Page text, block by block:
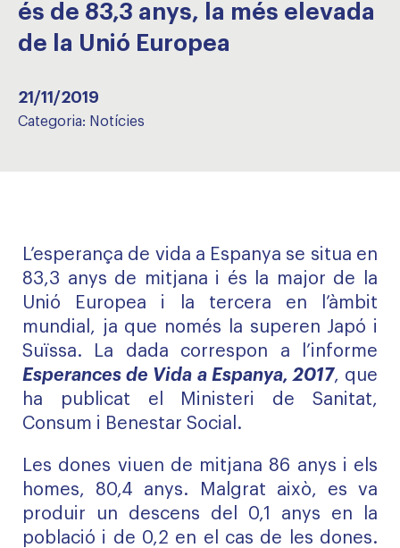
és de 83,3 anys, la més elevada
de la Unió Europea
21/11/2019
Categoria: Notícies
L’esperança de vida a Espanya se situa en
83,3 anys de mitjana i és la major de la
Unió Europea i la tercera en l’àmbit
mundial, ja que només la superen Japó i
Suïssa. La dada correspon a l’informe
Esperances de Vida a Espanya, 2017, que
ha publicat el Ministeri de Sanitat,
Consum i Benestar Social.
Les dones viuen de mitjana 86 anys i els
homes, 80,4 anys. Malgrat això, es va
produir un descens del 0,1 anys en la
població i de 0,2 en el cas de les dones.